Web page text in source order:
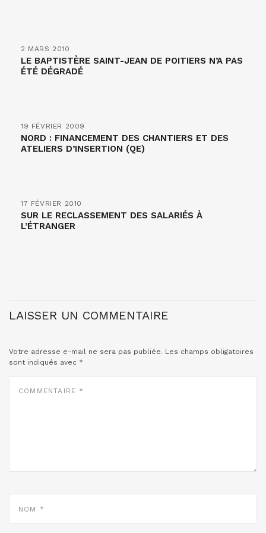
2 MARS 2010
LE BAPTISTÈRE SAINT-JEAN DE POITIERS N’A PAS
ÉTÉ DÉGRADÉ
19 FÉVRIER 2009
NORD : FINANCEMENT DES CHANTIERS ET DES
ATELIERS D’INSERTION (QE)
17 FÉVRIER 2010
SUR LE RECLASSEMENT DES SALARIÉS À
L’ÉTRANGER
LAISSER UN COMMENTAIRE
Votre adresse e-mail ne sera pas publiée. Les champs obligatoires
sont indiqués avec *